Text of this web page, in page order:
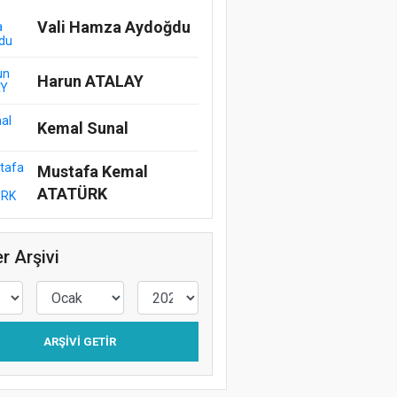
Vali Hamza Aydoğdu
Harun ATALAY
Kemal Sunal
Mustafa Kemal
ATATÜRK
Arşivi
ARŞIVI GETIR